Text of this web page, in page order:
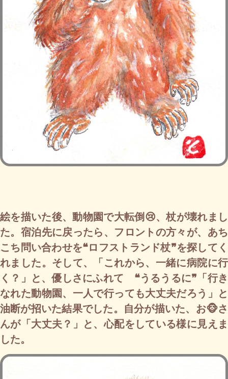
絵を描いた後、動物園で大転倒😢、杖が壊れまし
た。宿泊先に戻ったら、フロントの方々が、あち
こち問い合わせを❝ロフストランド杖❞を探してく
れました。そして、「これから、一緒に病院に行
く？」と、優しさにふれて ❝うるうるに❞「行き
なれた動物園、一人で行っても大丈夫だろう」と
油断が招いた結果でした。自分が描いた、お🐵さ
んが「大丈夫？」と、心配をしている様に見えま
した。